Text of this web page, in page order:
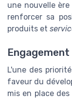
une nouvelle
renforcer sa
produits et
L'une des
faveur du
mis en place